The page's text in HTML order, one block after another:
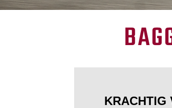
KRACHTIG